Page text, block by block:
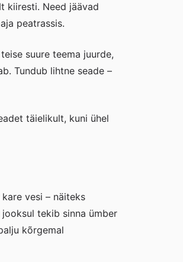
kiiresti. Need jäävad
peatrassis.
suure teema juurde,
Tundub lihtne seade –
täielikult, kuni ühel
vesi – näiteks
tekib sinna ümber
kõrgemal